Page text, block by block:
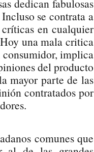
dedican fabulosas
se contrata a
críticas en cualquier
una mala critica
implica
del producto
mayor parte de las
contratados por
comunes que